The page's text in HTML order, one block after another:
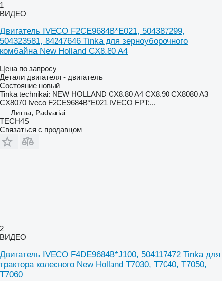
1
ВИДЕО
Двигатель IVECO F2CE9684B*E021, 504387299,
504323581, 84247646 Tinka для зерноуборочного
комбайна New Holland CX8.80 A4
Цена по запросу
Детали двигателя - двигатель
Состояние новый
Tinka technikai: NEW HOLLAND CX8.80 A4 CX8.90 CX8080 A3
CX8070 Iveco F2CE9684B*E021 IVECO FPT:...
Литва, Padvariai
TECH4S
Связаться с продавцом
2
ВИДЕО
Двигатель IVECO F4DE9684B*J100, 504117472 Tinka для
трактора колесного New Holland T7030, T7040, T7050,
T7060